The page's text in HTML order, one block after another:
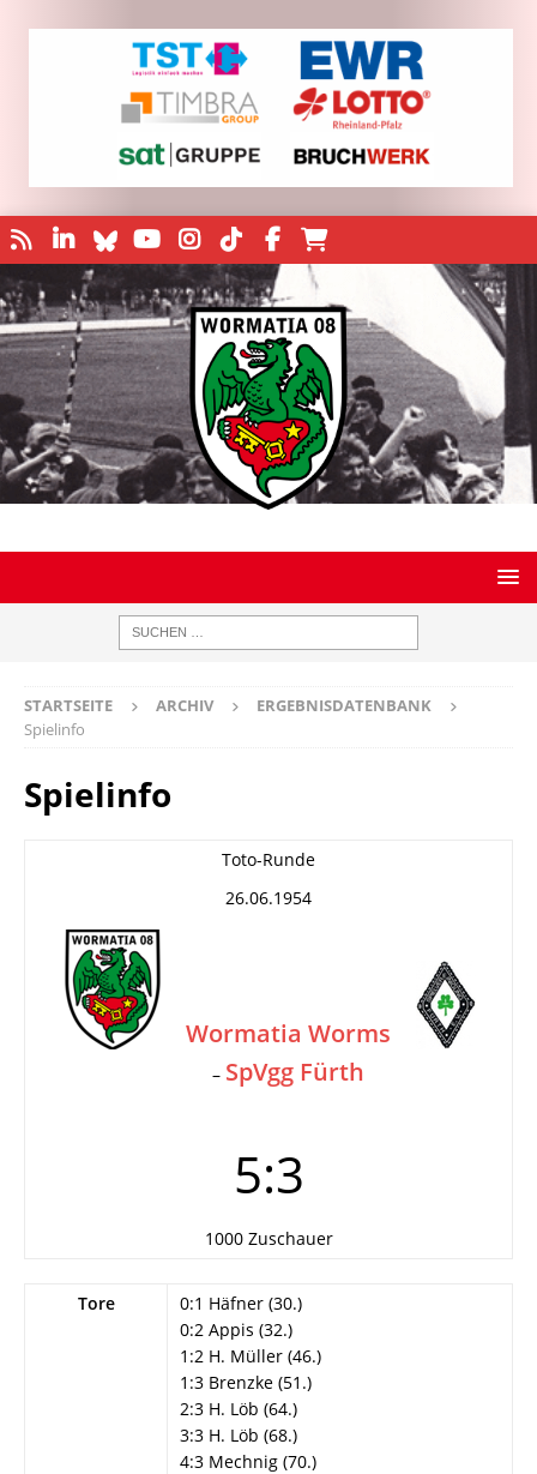
STARTSEITE ARCHIV
ERGEBNISDATENBANK
Spielinfo
Spielinfo
Toto-Runde
26.06.1954
Wormatia Worms
– SpVgg Fürth
5:3
1000 Zuschauer
Tore
0:1 Häfner (30.)
0:2 Appis (32.)
1:2 H. Müller (46.)
1:3 Brenzke (51.)
2:3 H. Löb (64.)
3:3 H. Löb (68.)
4:3 Mechnig (70.)